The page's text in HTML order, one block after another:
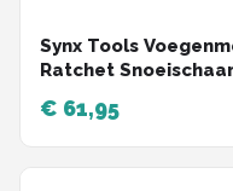
Synx Tools
Ratchet
Gardens -
steel 150cm
€ 61,95